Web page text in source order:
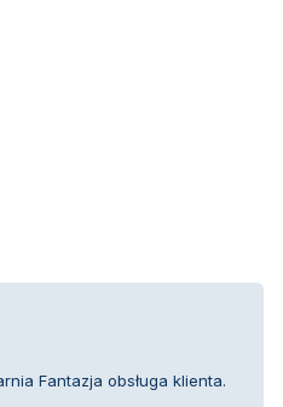
Fantazja obsługa klienta.